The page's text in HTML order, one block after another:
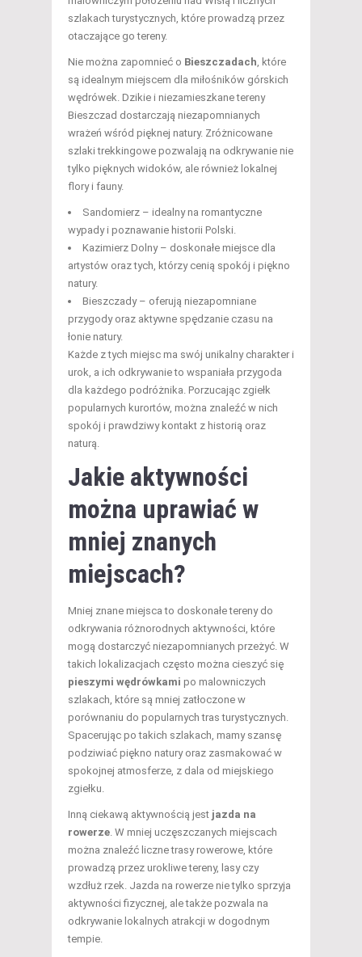
szlakach turystycznych, które prowadzą przez
otaczające go tereny.
Nie można zapomnieć o Bieszczadach , które
są idealnym miejscem dla miłośników górskich
wędrówek. Dzikie i niezamieszkane tereny
Bieszczad dostarczają niezapomnianych
wrażeń wśród pięknej natury. Zróżnicowane
szlaki trekkingowe pozwalają na odkrywanie nie
tylko pięknych widoków, ale również lokalnej
flory i fauny.
Sandomierz – idealny na romantyczne
wypady i poznawanie historii Polski.
Kazimierz Dolny – doskonałe miejsce dla
artystów oraz tych, którzy cenią spokój i piękno
natury.
Bieszczady – oferują niezapomniane
przygody oraz aktywne spędzanie czasu na
łonie natury.
Każde z tych miejsc ma swój unikalny charakter i
urok, a ich odkrywanie to wspaniała przygoda
dla każdego podróżnika. Porzucając zgiełk
popularnych kurortów, można znaleźć w nich
spokój i prawdziwy kontakt z historią oraz
naturą.
Jakie aktywności
można uprawiać w
mniej znanych
miejscach?
Mniej znane miejsca to doskonałe tereny do
odkrywania różnorodnych aktywności, które
mogą dostarczyć niezapomnianych przeżyć. W
takich lokalizacjach często można cieszyć się
pieszymi wędrówkami po malowniczych
szlakach, które są mniej zatłoczone w
porównaniu do popularnych tras turystycznych.
Spacerując po takich szlakach, mamy szansę
podziwiać piękno natury oraz zasmakować w
spokojnej atmosferze, z dala od miejskiego
zgiełku.
Inną ciekawą aktywnością jest jazda na
rowerze . W mniej uczęszczanych miejscach
można znaleźć liczne trasy rowerowe, które
prowadzą przez urokliwe tereny, lasy czy
wzdłuż rzek. Jazda na rowerze nie tylko sprzyja
aktywności fizycznej, ale także pozwala na
odkrywanie lokalnych atrakcji w dogodnym
tempie.